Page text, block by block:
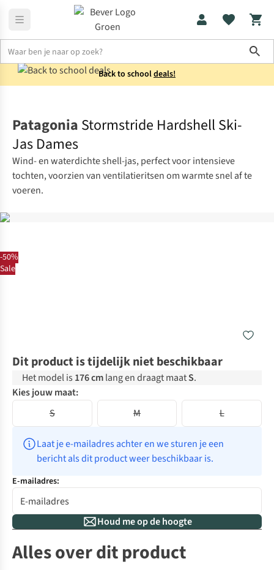
Back to schooldeals!
-50%
Sale
Patagonia Stormstride Hardshell Ski-
Jas Dames
Wind- en waterdichte shell-jas, perfect voor intensieve
tochten, voorzien van ventilatieritsen om warmte snel af te
voeren.
Dit product is tijdelijk niet beschikbaar
Het model is 176 cmlang en draagt maatS.
Kies jouw maat:
S
M L
Laat je e-mailadres achter en we sturen je een
bericht als dit product weer beschikbaar is.
E-mailadres:
Houd me op de hoogte
Alles over dit product